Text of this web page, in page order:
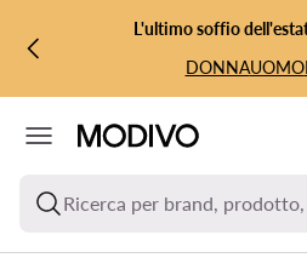
VAI AL CONTENUTO PRINCIPALE
VAI ALLA RICERCAL'ultimo soffio
DONNAUOMO
Ricerca per brand,